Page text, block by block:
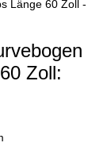
Länge 60 Zoll -
Zoll: